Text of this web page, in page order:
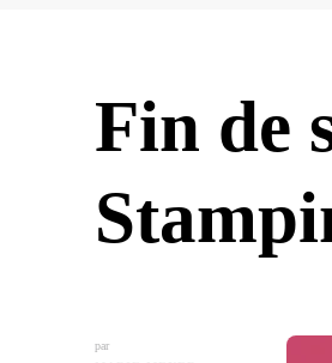
Fin de
par